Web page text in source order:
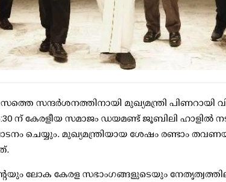
സന്ദര്‍ശനത്തിനായി മുഖ്യമന്ത്രി
ന് കേരളീയ സമാജം ഡയമണ്ട് ജൂബിലി ഹാളില്‍
ചെയ്യും. മുഖ്യമന്ത്രിയായ ശേഷം
ലോക കേരള സഭാംഗങ്ങളുടെയും